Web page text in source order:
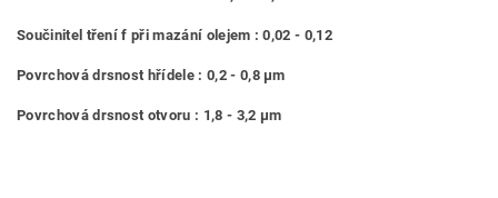
Součinitel tření f při mazání olejem : 0,02 - 0,12
Povrchová drsnost hřídele : 0,2 - 0,8 μm
Povrchová drsnost otvoru : 1,8 - 3,2 μm